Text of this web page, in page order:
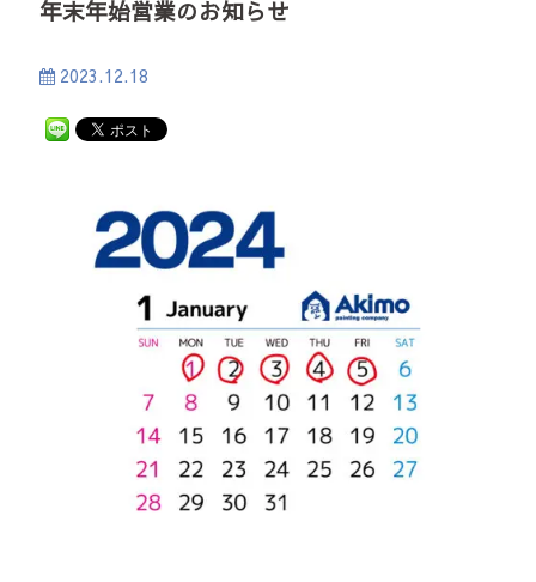
年末年始営業のお知らせ
2023.12.18